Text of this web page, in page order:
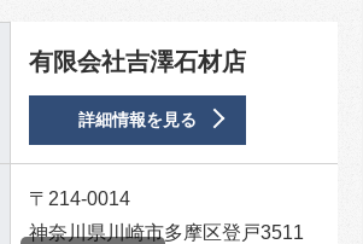
有限会社吉澤石材店
詳細情報を見る
〒214-0014
神奈川県川崎市多摩区登戸3511